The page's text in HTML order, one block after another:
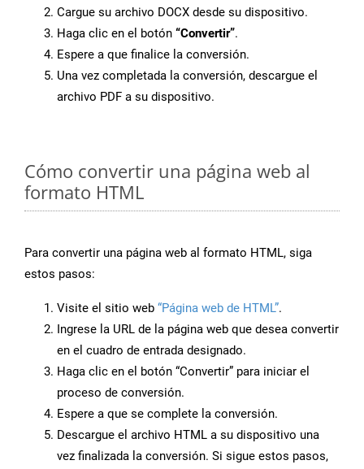
Cargue su archivo DOCX desde su dispositivo.
Haga clic en el botón “Convertir”.
Espere a que finalice la conversión.
Una vez completada la conversión, descargue el
archivo PDF a su dispositivo.
Cómo convertir una página web al
formato HTML
Para convertir una página web al formato HTML, siga
estos pasos:
Visite el sitio web “Página web de HTML”.
Ingrese la URL de la página web que desea convertir
en el cuadro de entrada designado.
Haga clic en el botón “Convertir” para iniciar el
proceso de conversión.
Espere a que se complete la conversión.
Descargue el archivo HTML a su dispositivo una
vez finalizada la conversión. Si sigue estos pasos,